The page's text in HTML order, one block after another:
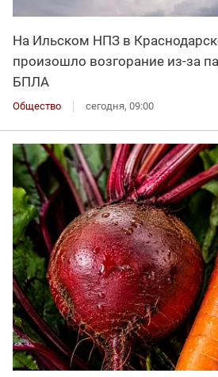
На Ильском НПЗ в
произошло возгорание из-за
БПЛА
Общество сегодня, 09:00